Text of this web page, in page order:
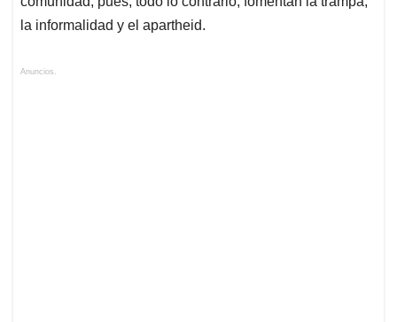
la informalidad y el apartheid.
Anuncios.